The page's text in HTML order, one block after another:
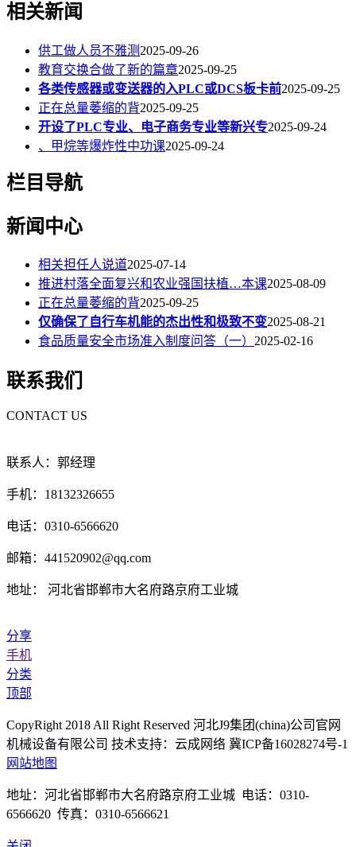
相关新闻
供工做人员不雅测 2025-09-26
教育交换合做了新的篇章2025-09-25
各类传感器或变送器的入PLC或DCS板卡前2025-09-25
正在总量萎缩的背2025-09-25
开设了PLC专业、电子商务专业等新兴专2025-09-24
、甲烷等爆炸性中功课2025-09-24
栏目导航
新闻中心
相关担任人说道2025-07-14
推进村落全面复兴和农业强国扶植…本课2025-08-09
正在总量萎缩的背2025-09-25
仅确保了自行车机能的杰出性和极致不变2025-08-21
食品质量安全市场准入制度问答（一） 2025-02-16
联系我们
CONTACT US
联系人：郭经理
手机：18132326655
电话：0310-6566620
邮箱：441520902@qq.com
地址： 河北省邯郸市大名府路京府工业城
分享
手机
分类
顶部
CopyRight 2018 All Right Reserved 河北J9集团(china)公司官网
机械设备有限公司 技术支持：云成网络 冀ICP备16028274号-1
网站地图
地址：河北省邯郸市大名府路京府工业城 电话：0310-
6566620 传真：0310-6566621